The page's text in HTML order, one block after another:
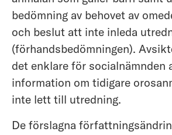
bedömning av behovet av
och beslut att inte inleda
(förhandsbedömningen).
det enklare för socialnämnden
information om tidigare
inte lett till utredning.
De förslagna